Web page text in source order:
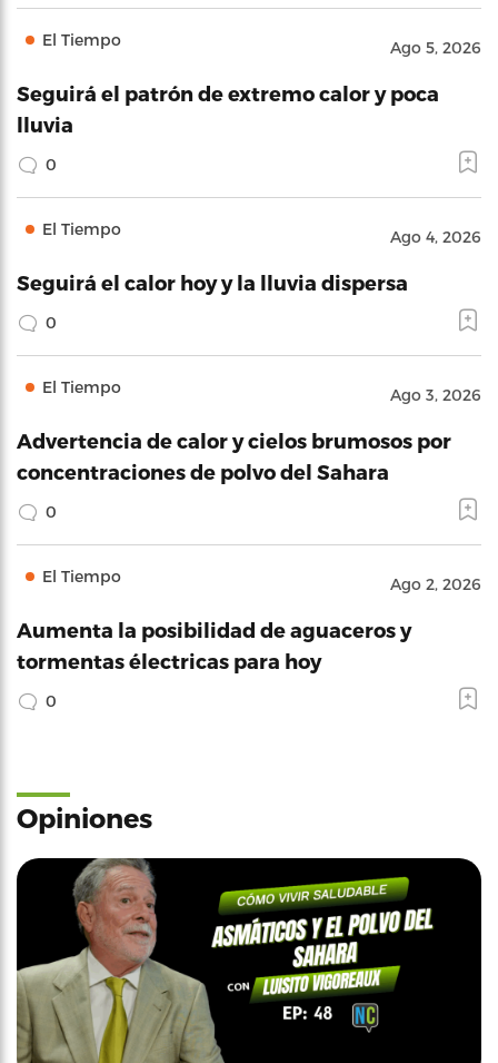
El Tiempo Ago 5, 2026
Seguirá el patrón de extremo calor y poca
lluvia
0
El Tiempo Ago 4, 2026
Seguirá el calor hoy y la lluvia dispersa
0
El Tiempo Ago 3, 2026
Advertencia de calor y cielos brumosos por
concentraciones de polvo del Sahara
0
El Tiempo Ago 2, 2026
Aumenta la posibilidad de aguaceros y
tormentas électricas para hoy
0
Opiniones